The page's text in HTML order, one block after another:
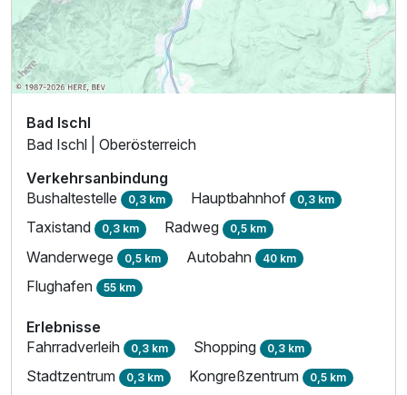
Bad Ischl
Bad Ischl | Oberösterreich
Verkehrsanbindung
Bushaltestelle 0,3 km Hauptbahnhof 0,3 km
Taxistand 0,3 km Radweg 0,5 km
Wanderwege 0,5 km Autobahn 40 km
Flughafen 55 km
Erlebnisse
Fahrradverleih 0,3 km Shopping 0,3 km
Stadtzentrum 0,3 km Kongreßzentrum 0,5 km